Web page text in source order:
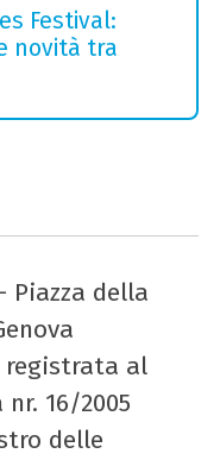
Festival:
novità tra
Piazza della
al
16/2005
delle